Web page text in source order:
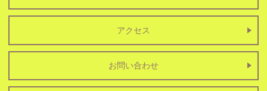
アクセス
お問い合わせ